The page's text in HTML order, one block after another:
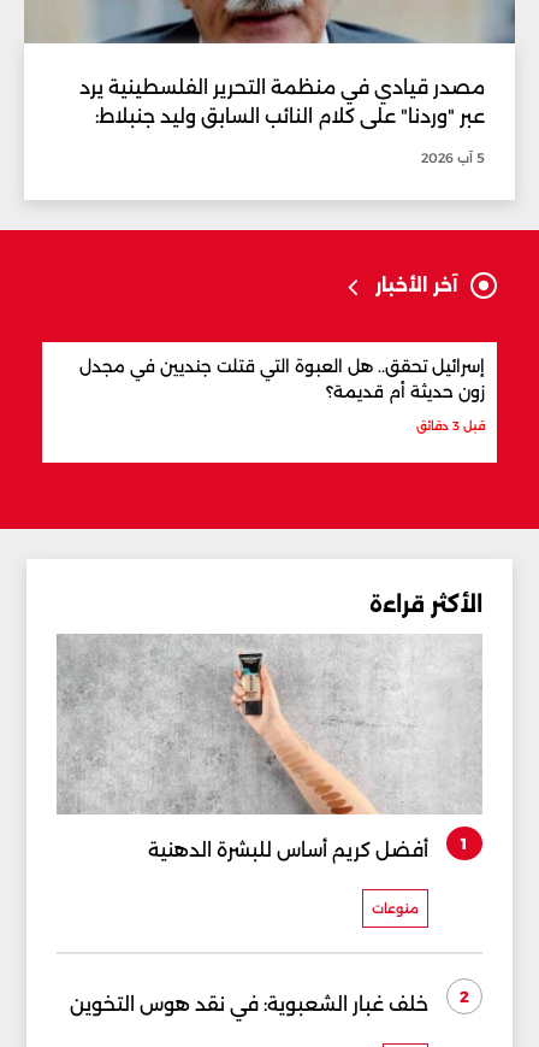
مصدر قيادي في منظمة التحرير الفلسطينية يرد
عبر "وردنا" على كلام النائب السابق وليد جنبلاط:
5 آب 2026
آخر الأخبار
إسرائيل تحقق.. هل العبوة التي قتلت جنديين في مجدل
زون حديثة أم قديمة؟
قبل 3 دقائق
الأكثر قراءة
1 أفضل كريم أساس للبشرة الدهنية
منوعات
2 خلف غبار الشعبوية: في نقد هوس التخوين